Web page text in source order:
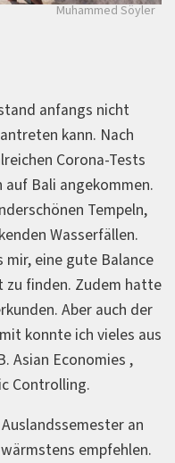
Muhammed Söyler
anfangs nicht
kann. Nach
Corona-Tests
Bali angekommen.
Tempeln,
Wasserfällen.
mir, eine gute Balance
zu finden. Zudem hatte
Aber auch der
konnte ich vieles aus
Asian Economies ,
Controlling.
an
empfehlen.